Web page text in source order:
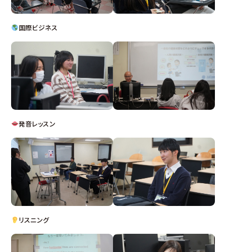
国際ビジネス
発音レッスン
リスニング